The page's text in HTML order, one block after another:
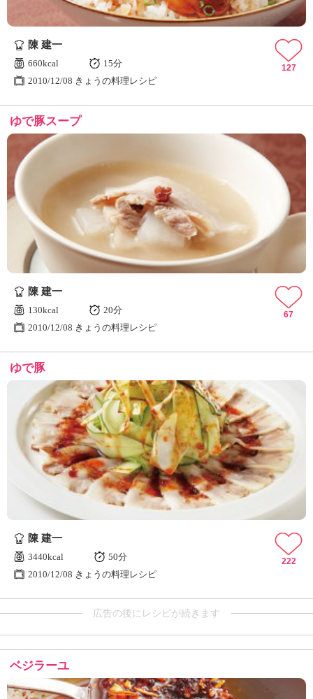
陳 建一
660kcal
15分
2010/12/08 きょうの料理レシピ
127
ゆで豚スープ
陳 建一
130kcal
20分
2010/12/08 きょうの料理レシピ
67
ゆで豚
陳 建一
3440kcal
50分
2010/12/08 きょうの料理レシピ
222
広告の後にレシピが続きます
ベジラーユ